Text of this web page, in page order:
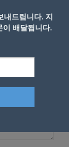
내드립니다. 지
배달됩니다.